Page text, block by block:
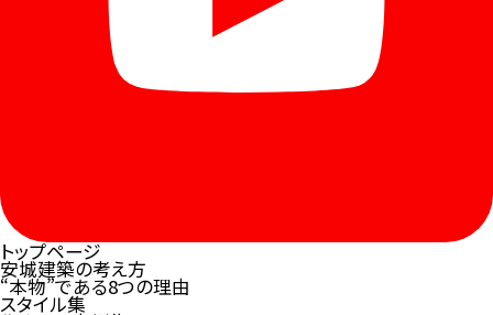
トップページ
安城建築の考え方
“本物”である8つの理由
スタイル集